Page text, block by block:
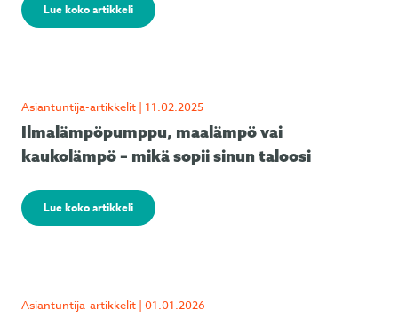
Lue koko artikkeli
Asiantuntija-artikkelit | 11.02.2025
Ilmalämpöpumppu, maalämpö vai
kaukolämpö – mikä sopii sinun taloosi
Lue koko artikkeli
Asiantuntija-artikkelit | 01.01.2026